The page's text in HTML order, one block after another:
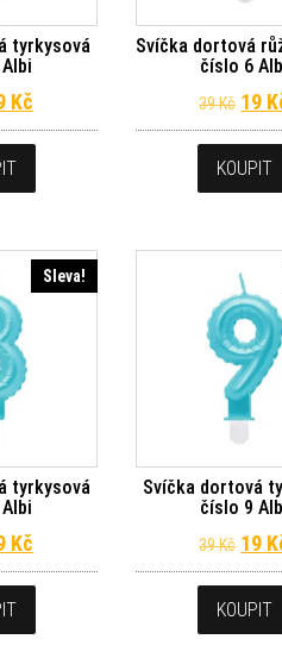
tyrkysová
cena byla: 39 Kč.
Kč Aktuální cena je: 19 Kč.
Svíčka dortová
číslo 6
39Kč 19
KOUPIT
Sleva!
tyrkysová
cena byla: 39 Kč.
Kč Aktuální cena je: 19 Kč.
Svíčka dortová
číslo 9
39Kč 19
KOUPIT